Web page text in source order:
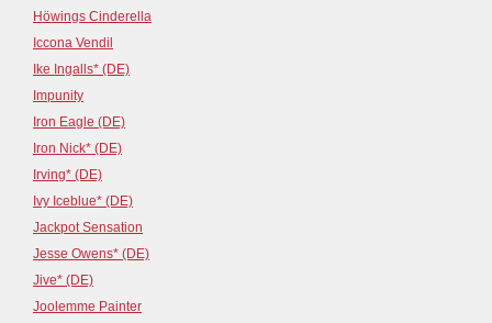
Höwings Cinderella
Iccona Vendil
Ike Ingalls* (DE)
Impunity
Iron Eagle (DE)
Iron Nick* (DE)
Irving* (DE)
Ivy Iceblue* (DE)
Jackpot Sensation
Jesse Owens* (DE)
Jive* (DE)
Joolemme Painter